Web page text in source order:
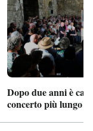
Dopo due anni è
concerto più lungo